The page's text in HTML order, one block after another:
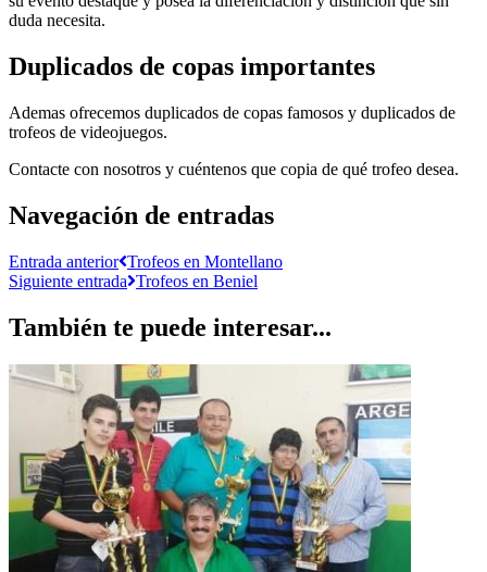
duda necesita.
Duplicados de copas importantes
Ademas ofrecemos duplicados de copas famosos y duplicados de
trofeos de videojuegos.
Contacte con nosotros y cuéntenos que copia de qué trofeo desea.
Navegación de entradas
Entrada anterior Trofeos en Montellano
Siguiente entrada Trofeos en Beniel
También te puede interesar...